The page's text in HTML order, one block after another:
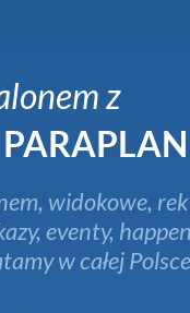
z
widokowe,
eventy,
w całej